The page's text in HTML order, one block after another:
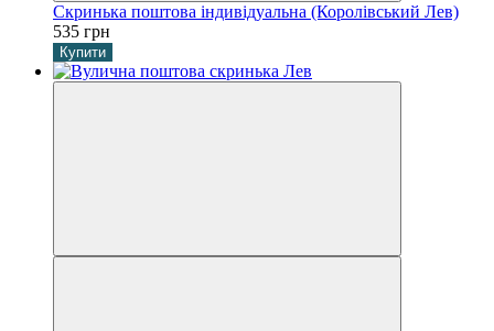
Скринька поштова індивідуальна (Королівський Лев)
535 грн
Купити